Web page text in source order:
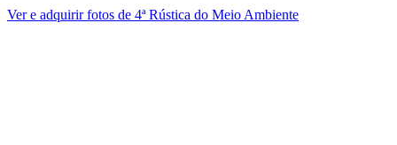
Ver e adquirir fotos de 4ª Rústica do Meio Ambiente